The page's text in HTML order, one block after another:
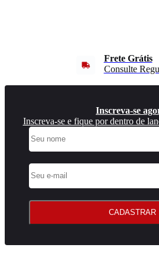
Frete Grátis
Consulte
Inscreva-se
Inscreva-se e fique por dentro de
CADASTRAR